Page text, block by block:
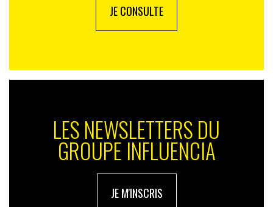
JE CONSULTE
LES NEWSLETTERS DU
GROUPE INFLUENCIA
JE M'INSCRIS